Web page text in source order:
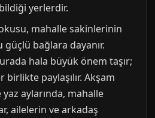
yerlerdir.
mahalle sakinlerinin
bağlara dayanır.
hala büyük önem taşır;
paylaşılır. Akşam
aylarında, mahalle
ailelerin ve arkadaş